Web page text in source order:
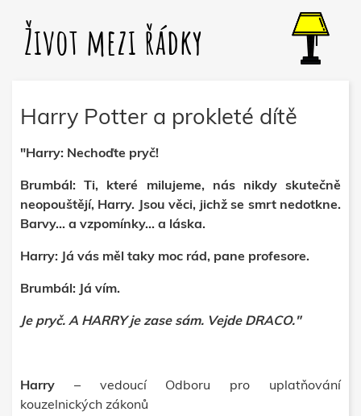
Život mezi řádky
Harry Potter a prokleté dítě
"Harry: Nechoďte pryč!
Brumbál: Ti, které milujeme, nás nikdy skutečně
neopouštějí, Harry. Jsou věci, jichž se smrt nedotkne.
Barvy... a vzpomínky... a láska.
Harry: Já vás měl taky moc rád, pane profesore.
Brumbál: Já vím.
Je pryč. A HARRY je zase sám. Vejde DRACO."
Harry – vedoucí Odboru pro uplatňování
kouzelnických zákonů